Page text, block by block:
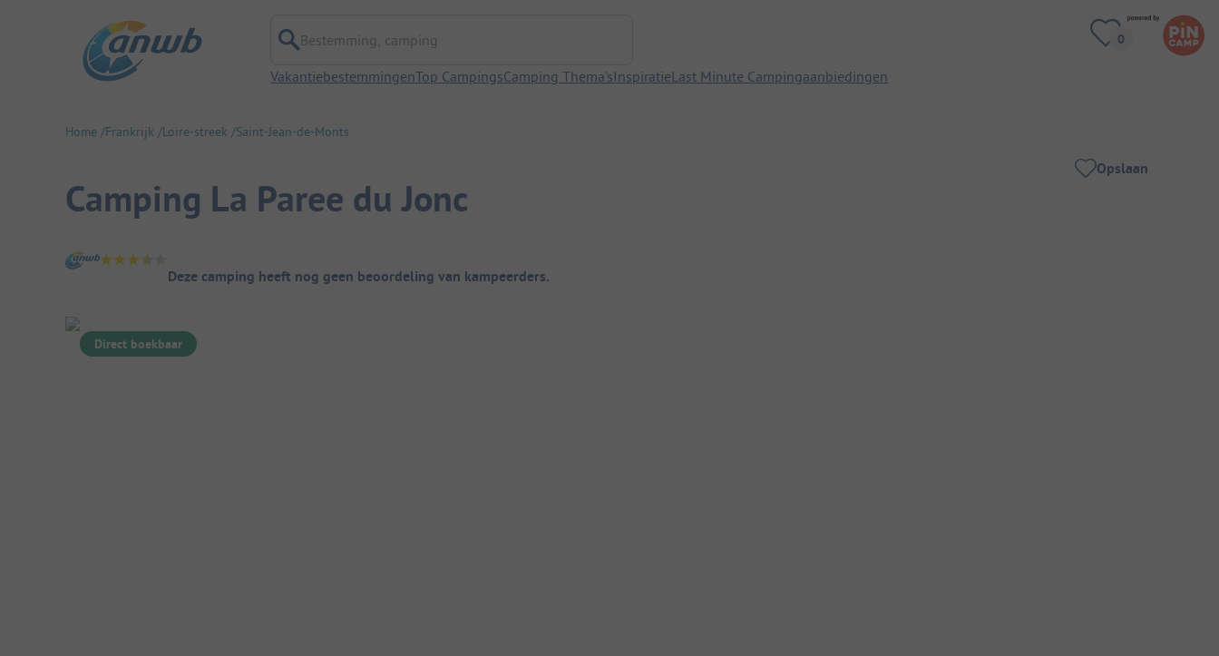
Bestemming, camping
VakantiebestemmingenTop CampingsCamping Thema'sInspiratieLast Minute Campingaanbiedingen
Home Frankrijk Loire-streek Saint-Jean-de-Monts
Camping La Paree du Jonc
Opslaan
Camping overzicht
Deze camping heeft nog geen beoordeling van kampeerders.
Direct boekbaar